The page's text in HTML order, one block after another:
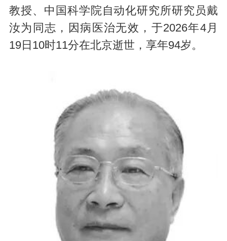
教授、中国科学院自动化研究所研究员戴
汝为同志，因病医治无效，于2026年4月
19日10时11分在北京逝世，享年94岁。